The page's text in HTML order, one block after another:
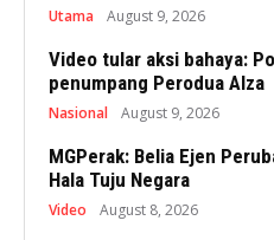
Utama August 9, 2026
Video tular aksi bahaya:
penumpang Perodua Alza
Nasional August 9, 2026
MGPerak: Belia Ejen
Hala Tuju Negara
Video August 8, 2026